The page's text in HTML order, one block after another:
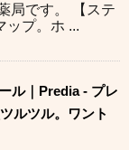
局です。 【ステ
ップ。ホ ...
ル｜Predia - プレ
ルツル。ワント